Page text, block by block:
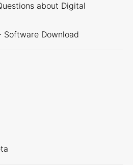
about Digital
Download